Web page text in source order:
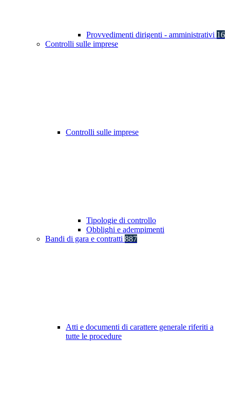
Provvedimenti dirigenti - amministrativi 16
Controlli sulle imprese
Controlli sulle imprese
Tipologie di controllo
Obblighi e adempimenti
Bandi di gara e contratti 887
Atti e documenti di carattere generale riferiti a
tutte le procedure